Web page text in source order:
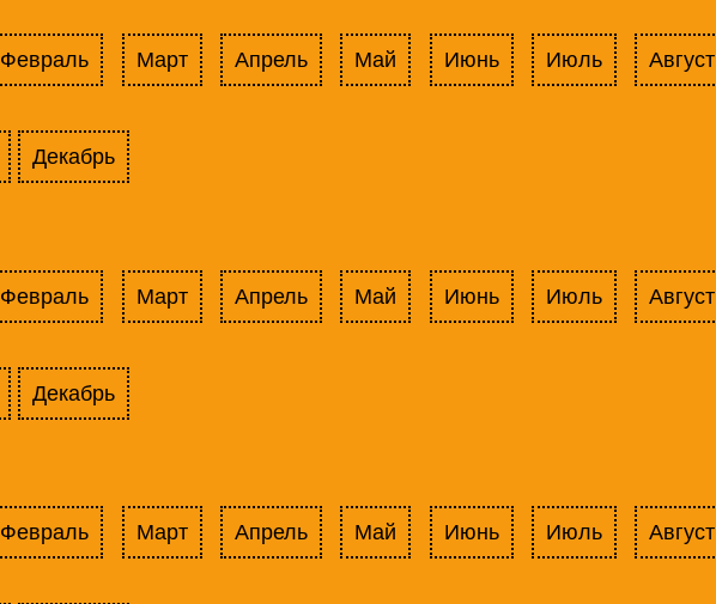
Февраль Март Апрель Май Июнь Июль Август
Декабрь
Февраль Март Апрель Май Июнь Июль Август
Декабрь
Февраль Март Апрель Май Июнь Июль Август